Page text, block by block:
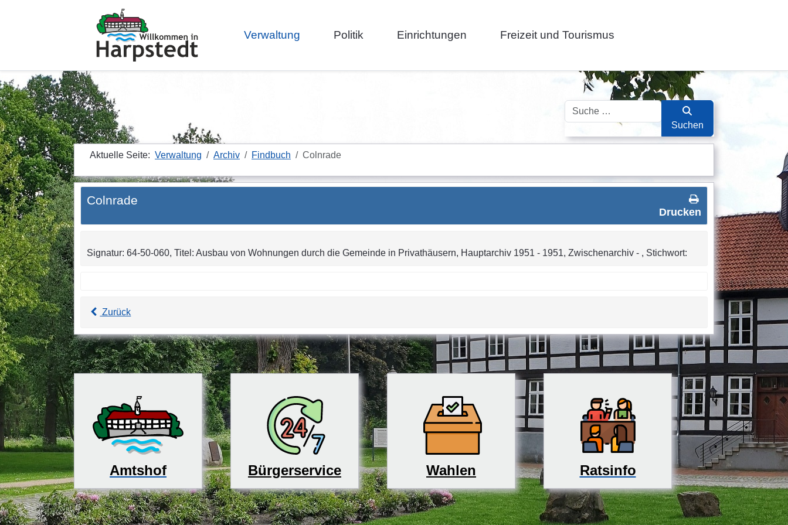
Verwaltung Politik Einrichtungen Freizeit und Tourismus
Suchen
Suchen
Aktuelle Seite: Verwaltung Archiv Findbuch Colnrade
Drucken
Colnrade
Signatur: 64-50-060, Titel: Ausbau von Wohnungen durch die Gemeinde in Privathäusern, Hauptarchiv 1951 - 1951, Zwischenarchiv - , Stichwort:
Zurück
Amtshof Bürgerservice Wahlen Ratsinfo